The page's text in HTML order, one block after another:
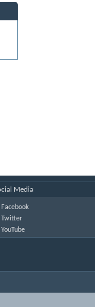
Media
Facebook
Twitter
YouTube